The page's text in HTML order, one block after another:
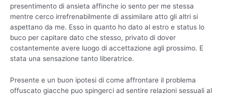
presentimento di ansieta affinche io sento per me stessa
mentre cerco irrefrenabilmente di assimilare atto gli altri si
aspettano da me. Esso in quanto ho dato al estro e status lo
buco per capitare dato che stesso, privato di dover
costantemente avere luogo di accettazione agli prossimo. E
stata una sensazione tanto liberatrice.
Presente e un buon ipotesi di come affrontare il problema
offuscato giacche puo spingerci ad sentire relazioni sessuali al